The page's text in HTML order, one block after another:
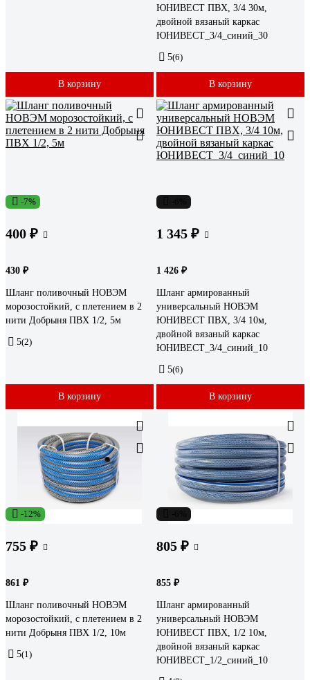
В корзину
ЮНИВЕСТ ПВХ, 3/4 30м,
двойной вязаный каркас
ЮНИВЕСТ_3/4_синий_30
5(6)
В корзину
-7%
400 ₽
430 ₽
Шланг поливочный НОВЭМ
морозостойкий, с плетением в 2
нити Добрыня ПВХ 1/2, 5м
5(2)
В корзину
1 345 ₽
1 426 ₽
Шланг армированный
универсальный НОВЭМ
ЮНИВЕСТ ПВХ, 3/4 10м,
двойной вязаный каркас
ЮНИВЕСТ_3/4_синий_10
5(6)
В корзину
-12%
755 ₽
861 ₽
Шланг поливочный НОВЭМ
морозостойкий, с плетением в 2
нити Добрыня ПВХ 1/2, 10м
5(1)
805 ₽
855 ₽
Шланг армированный
универсальный НОВЭМ
ЮНИВЕСТ ПВХ, 1/2 10м,
двойной вязаный каркас
ЮНИВЕСТ_1/2_синий_10